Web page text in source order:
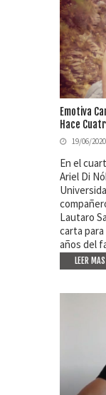
Emotiva
Hace
19/06/2020
En el
Ariel Di
Lautaro
carta
años del
LEER MAS